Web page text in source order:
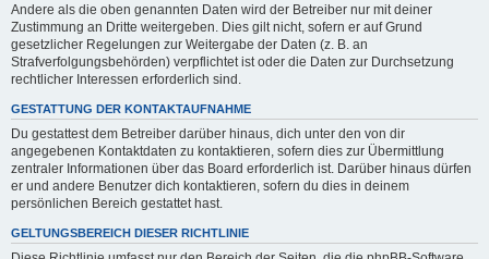
Andere als die oben genannten Daten wird der Betreiber nur mit deiner
Zustimmung an Dritte weitergeben. Dies gilt nicht, sofern er auf Grund
gesetzlicher Regelungen zur Weitergabe der Daten (z. B. an
Strafverfolgungsbehörden) verpflichtet ist oder die Daten zur Durchsetzung
rechtlicher Interessen erforderlich sind.
GESTATTUNG DER KONTAKTAUFNAHME
Du gestattest dem Betreiber darüber hinaus, dich unter den von dir
angegebenen Kontaktdaten zu kontaktieren, sofern dies zur Übermittlung
zentraler Informationen über das Board erforderlich ist. Darüber hinaus dürfen
er und andere Benutzer dich kontaktieren, sofern du dies in deinem
persönlichen Bereich gestattet hast.
GELTUNGSBEREICH DIESER RICHTLINIE